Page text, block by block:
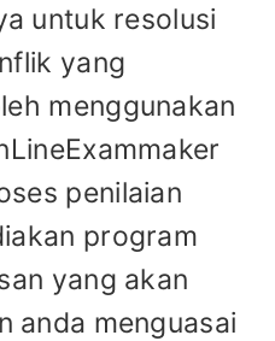
untuk resolusi
yang
menggunakan
penilaian
program
yang akan
anda menguasai